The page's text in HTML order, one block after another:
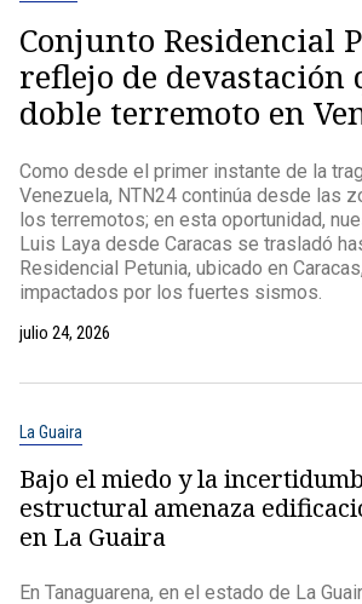
Conjunto Residencial
reflejo de devastación
doble terremoto en
Como desde el primer instante de la
Venezuela, NTN24 continúa desde las
los terremotos; en esta oportunidad,
Luis Laya desde Caracas se trasladó
Residencial Petunia, ubicado en
impactados por los fuertes sismos.
julio 24, 2026
La Guaira
Bajo el miedo y la
estructural amenaza
en La Guaira
En Tanaguarena, en el estado de La